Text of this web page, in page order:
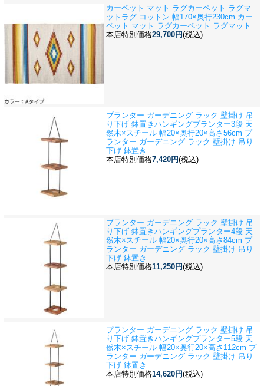
カーペット マット ラグカーペット ラグマ
ット ラグ コットン 幅170×奥行230cm カー
ペット マット ラグカーペット ラグマット
本店特別価格29,700円(税込)
プランター ガーデニング ラック 壁掛け 吊
り下げ 鉢置き ハンギングプランター3段 天
然木×スチール 幅20×奥行20×高さ56cm プ
ランター ガーデニング ラック 壁掛け 吊り
下げ 鉢置き
本店特別価格7,420円(税込)
プランター ガーデニング ラック 壁掛け 吊
り下げ 鉢置き ハンギングプランター4段 天
然木×スチール 幅20×奥行20×高さ84cm プ
ランター ガーデニング ラック 壁掛け 吊り
下げ 鉢置き
本店特別価格11,250円(税込)
プランター ガーデニング ラック 壁掛け 吊
り下げ 鉢置き ハンギングプランター5段 天
然木×スチール 幅20×奥行20×高さ112cm プ
ランター ガーデニング ラック 壁掛け 吊り
下げ 鉢置き
本店特別価格14,620円(税込)